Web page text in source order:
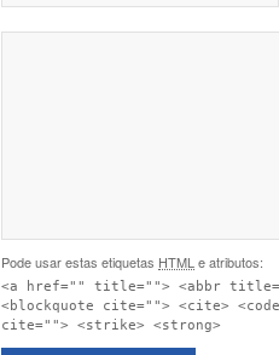
Pode usar estas etiquetas HTML e atributos:
<a href="" title=""> <abbr
<blockquote cite=""> <cite>
cite=""> <strike> <strong>